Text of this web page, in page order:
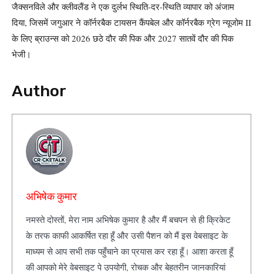
जैक्सनविले और क्लीवलैंड ने एक दुर्लभ स्थिति-दर-स्थिति व्यापार को अंजाम
दिया, जिसमें जगुआर ने कॉर्नरबैक टायसन कैंपबेल और कॉर्नरबैक ग्रेग न्यूजोम II
के लिए ब्राउन्स को 2026 छठे दौर की पिक और 2027 सातवें दौर की पिक
भेजी।
Author
अभिषेक कुमार
नमस्ते दोस्तों, मेरा नाम अभिषेक कुमार है और मैं बचपन से ही क्रिकेट
के तरफ काफी आकर्षित रहा हूँ और उसी पैशन को मैं इस वेबसाइट के
माध्यम से आप सभी तक पहुँचाने का प्रयास कर रहा हूँ। आशा करता हूँ
की आपको मेरे वेबसाइट पे उपयोगी, रोचक और बेहतरीन जानकारियां